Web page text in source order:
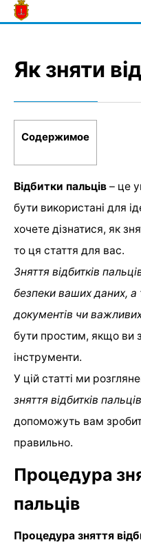
Skip
to
Як зняти
Содержимое
Відбитки пальців – це
бути використані для
хочете дізнатися, як
то ця стаття для вас.
Зняття відбитків
безпеки ваших даних, а
документів чи
бути простим, якщо ви
інструменти.
У цій статті ми
зняття відбитків пальців
допоможуть вам
правильно.
Процедура
пальців
Процедура зняття